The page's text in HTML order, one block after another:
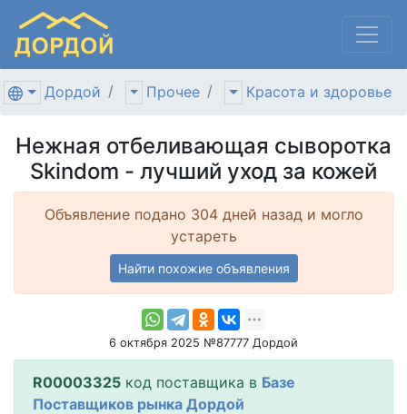
Дордой Прочее Красота и здоровье
Нежная отбеливающая сыворотка
Skindom - лучший уход за кожей
Объявление подано 304 дней назад и могло
устареть
Найти похожие объявления
6 октября 2025 №87777 Дордой
R00003325 код поставщика в Базе
Поставщиков рынка Дордой